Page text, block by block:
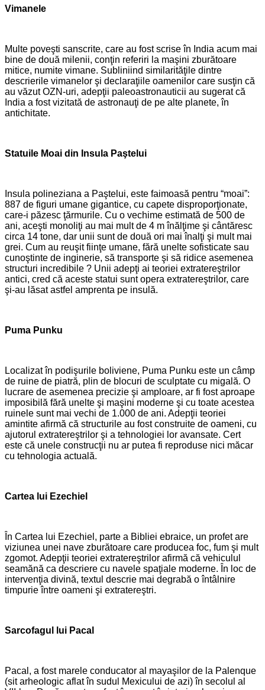
Vimanele
Multe poveşti sanscrite, care au fost scrise în India acum mai
bine de două milenii, conţin referiri la maşini zburătoare
mitice, numite vimane. Subliniind similarităţile dintre
descrierile vimanelor şi declaraţiile oamenilor care susţin că
au văzut OZN-uri, adepţii paleoastronauticii au sugerat că
India a fost vizitată de astronauţi de pe alte planete, în
antichitate.
Statuile Moai din Insula Paştelui
Insula polineziana a Paştelui, este faimoasă pentru “moai”:
887 de figuri umane gigantice, cu capete disproporţionate,
care-i păzesc ţărmurile. Cu o vechime estimată de 500 de
ani, aceşti monoliţi au mai mult de 4 m înălţime şi cântăresc
circa 14 tone, dar unii sunt de două ori mai înalţi şi mult mai
grei. Cum au reuşit fiinţe umane, fără unelte sofisticate sau
cunoştinte de inginerie, să transporte şi să ridice asemenea
structuri incredibile ? Unii adepţi ai teoriei extratereştrilor
antici, cred că aceste statui sunt opera extratereştrilor, care
şi-au lăsat astfel amprenta pe insulă.
Puma Punku
Localizat în podişurile boliviene, Puma Punku este un câmp
de ruine de piatră, plin de blocuri de sculptate cu migală. O
lucrare de asemenea precizie şi amploare, ar fi fost aproape
imposibilă fără unelte şi maşini moderne şi cu toate acestea
ruinele sunt mai vechi de 1.000 de ani. Adepţii teoriei
amintite afirmă că structurile au fost construite de oameni, cu
ajutorul extratereştrilor şi a tehnologiei lor avansate. Cert
este că unele construcţii nu ar putea fi reproduse nici măcar
cu tehnologia actuală.
Cartea lui Ezechiel
În Cartea lui Ezechiel, parte a Bibliei ebraice, un profet are
viziunea unei nave zburătoare care producea foc, fum şi mult
zgomot. Adepţii teoriei extratereştrilor afirmă că vehiculul
seamănă ca descriere cu navele spaţiale moderne. În loc de
intervenţia divină, textul descrie mai degrabă o întâlnire
timpurie între oameni şi extratereştri.
Sarcofagul lui Pacal
Pacal, a fost marele conducator al mayaşilor de la Palenque
(sit arheologic aflat în sudul Mexicului de azi) în secolul al